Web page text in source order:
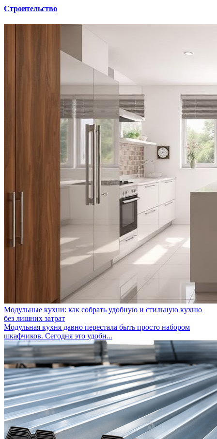
Строительство
Модульные кухни: как собрать удобную и стильную кухню
без лишних затрат
Модульная кухня давно перестала быть просто набором
шкафчиков. Сегодня это удобн...